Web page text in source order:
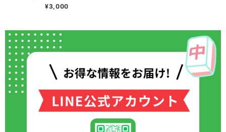
¥3,000